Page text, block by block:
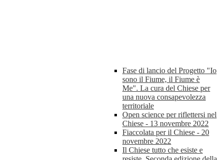
Fase di lancio del Progetto "Io
sono il Fiume, il Fiume è
Me". La cura del Chiese per
una nuova consapevolezza
territoriale
Open science per riflettersi nel
Chiese - 13 novembre 2022
Fiaccolata per il Chiese - 20
novembre 2022
Il Chiese tutto che esiste e